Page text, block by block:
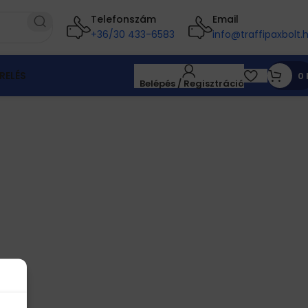
Telefonszám
+36/30 433-6583
Email
Belépés / Regisztráció
0